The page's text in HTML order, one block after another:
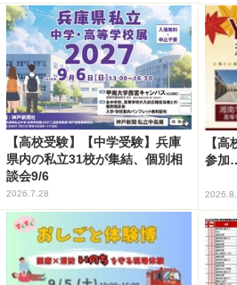
【高校受験】【中学受験】兵庫
県内の私立31校が集結、個別相
談会9/6
2026.7.28
【
参加